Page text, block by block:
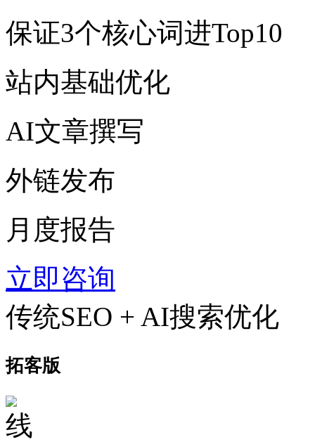
保证3个核心词进Top10
站内基础优化
AI文章撰写
外链发布
月度报告
立即咨询
传统SEO + AI搜索优化
拓客版